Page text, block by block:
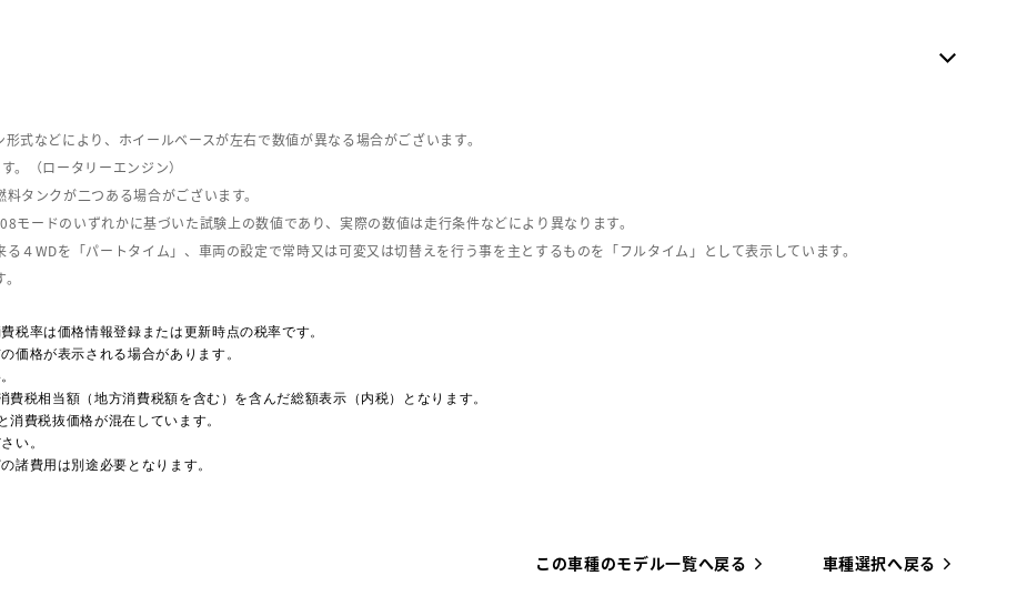
式などにより、ホイールベースが左右で数値が異なる場合がございます。
（ロータリーエンジン）
タンクが二つある場合がございます。
ードのいずれかに基づいた試験上の数値であり、実際の数値は走行条件などにより異なります。
４WDを「パートタイム」、車両の設定で常時又は可変又は切替えを行う事を主とするものを「フルタイム」として表示しています。
税率は価格情報登録または更新時点の税率です。
価格が表示される場合があります。
税相当額（地方消費税額を含む）を含んだ総額表示（内税）となります。
費税抜価格が混在しています。
い。
諸費用は別途必要となります。
この車種のモデル一覧へ戻る 車種選択へ戻る